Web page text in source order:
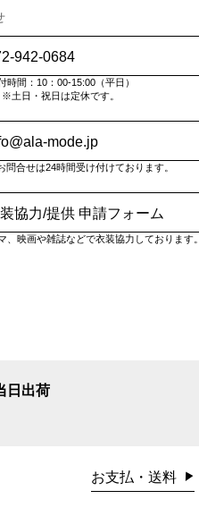
942-0684
時間：10：00-15:00（平日）
※土日・祝日は定休です。
mode.jp
問合せは24時間受け付けております。
協力/提供 申請フォーム
、映画や雑誌などで衣装協力しております。
日出荷
お支払・送料